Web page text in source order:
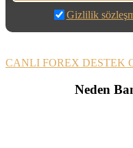
Gizlilik
CANLI FOREX DESTEK
Neden